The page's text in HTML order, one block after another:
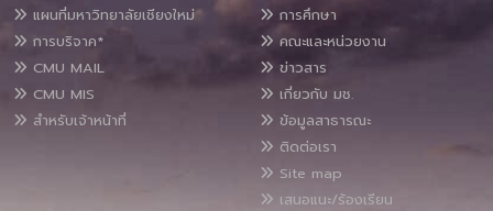
แผนที่มหาวิทยาลัยเชียงใหม่
การบริจาค*
CMU MAIL
CMU MIS
สำหรับเจ้าหน้าที่
การศึกษา
คณะและหน่วยงาน
ข่าวสาร
เกี่ยวกับ มช.
ข้อมูลสาธารณะ
ติดต่อเรา
Site map
เสนอแนะ/ร้องเรียน